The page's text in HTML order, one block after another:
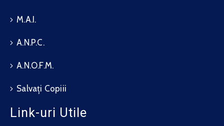
M.A.I.
A.N.P.C.
A.N.O.F.M.
Salvați Copiii
Link-uri Utile